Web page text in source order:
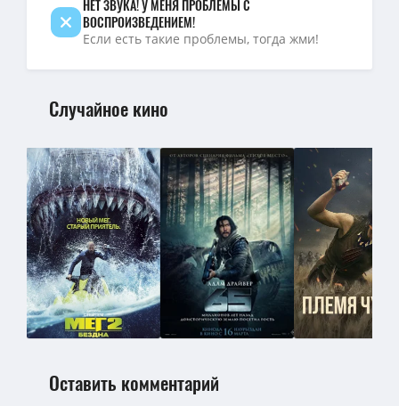
НЕТ ЗВУКА! У МЕНЯ ПРОБЛЕМЫ С
ВОСПРОИЗВЕДЕНИЕМ!
Если есть такие проблемы, тогда жми!
Случайное кино
Оставить комментарий